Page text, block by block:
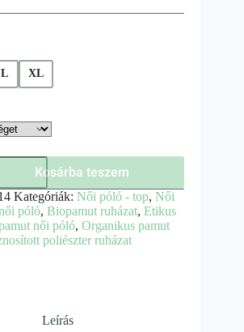
L XL
Kosárba teszem
Kategóriák: Női póló - top, Női
póló, Biopamut ruházat, Etikus
női póló, Organikus pamut
poliészter ruházat
Leírás